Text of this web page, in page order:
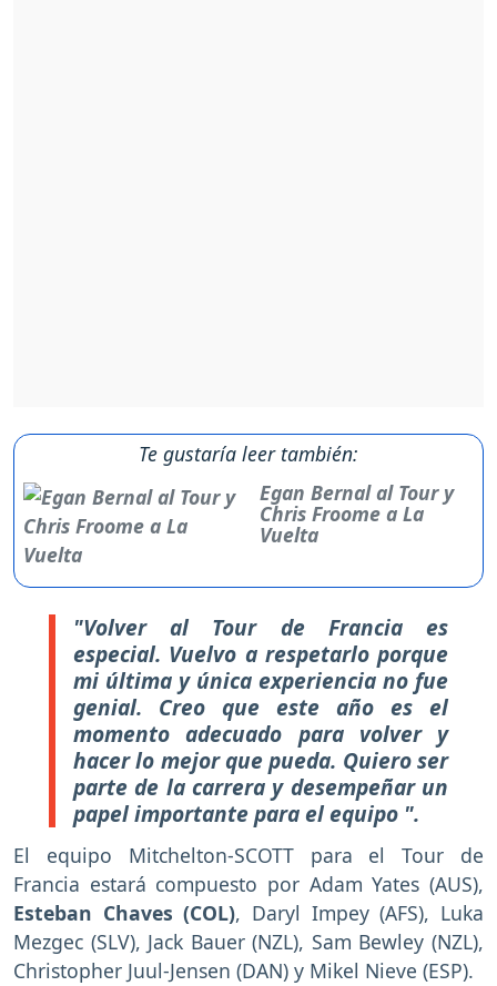
Te gustaría leer también:
Egan Bernal al Tour y
Chris Froome a La
Vuelta
"Volver al Tour de Francia es
especial. Vuelvo a respetarlo porque
mi última y única experiencia no fue
genial. Creo que este año es el
momento adecuado para volver y
hacer lo mejor que pueda. Quiero ser
parte de la carrera y desempeñar un
papel importante para el equipo ".
El equipo Mitchelton-SCOTT para el Tour de
Francia estará compuesto por Adam Yates (AUS),
Esteban Chaves (COL), Daryl Impey (AFS), Luka
Mezgec (SLV), Jack Bauer (NZL), Sam Bewley (NZL),
Christopher Juul-Jensen (DAN) y Mikel Nieve (ESP).